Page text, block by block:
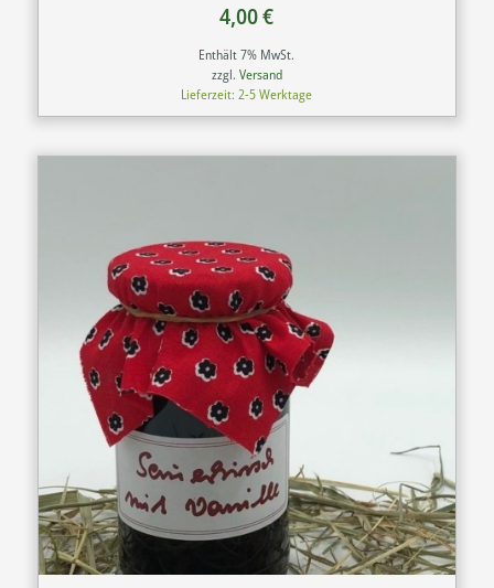
4,00€
Enthält 7% MwSt.
zzgl. Versand
Lieferzeit: 2-5 Werktage